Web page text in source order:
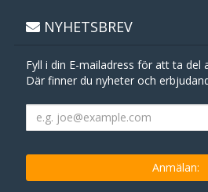
NYHETSBREV
Fyll i din E-mailadress för att ta del
Där finner du nyheter och